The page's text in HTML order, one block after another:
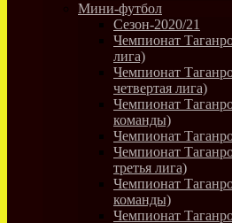
Мини-футбол
Сезон-2020/21
Чемпионат
лига)
Чемпионат
четвертая лига)
Чемпионат
команды)
Чемпионат
Чемпионат
третья лига)
Чемпионат
команды)
Чемпионат